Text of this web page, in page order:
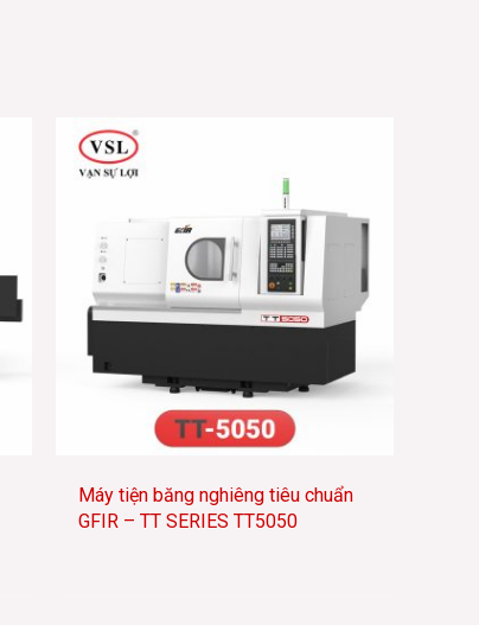
Máy tiện băng nghiêng tiêu chuẩn
GFIR – TT SERIES TT5050